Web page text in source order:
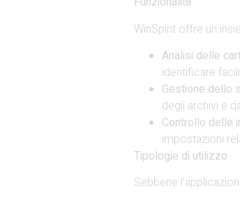
WinSpirit offre un
Analisi delle
identificare
Gestione dello
degli archivi e
Controllo delle
impostazioni
Tipologie di utilizzo
Sebbene